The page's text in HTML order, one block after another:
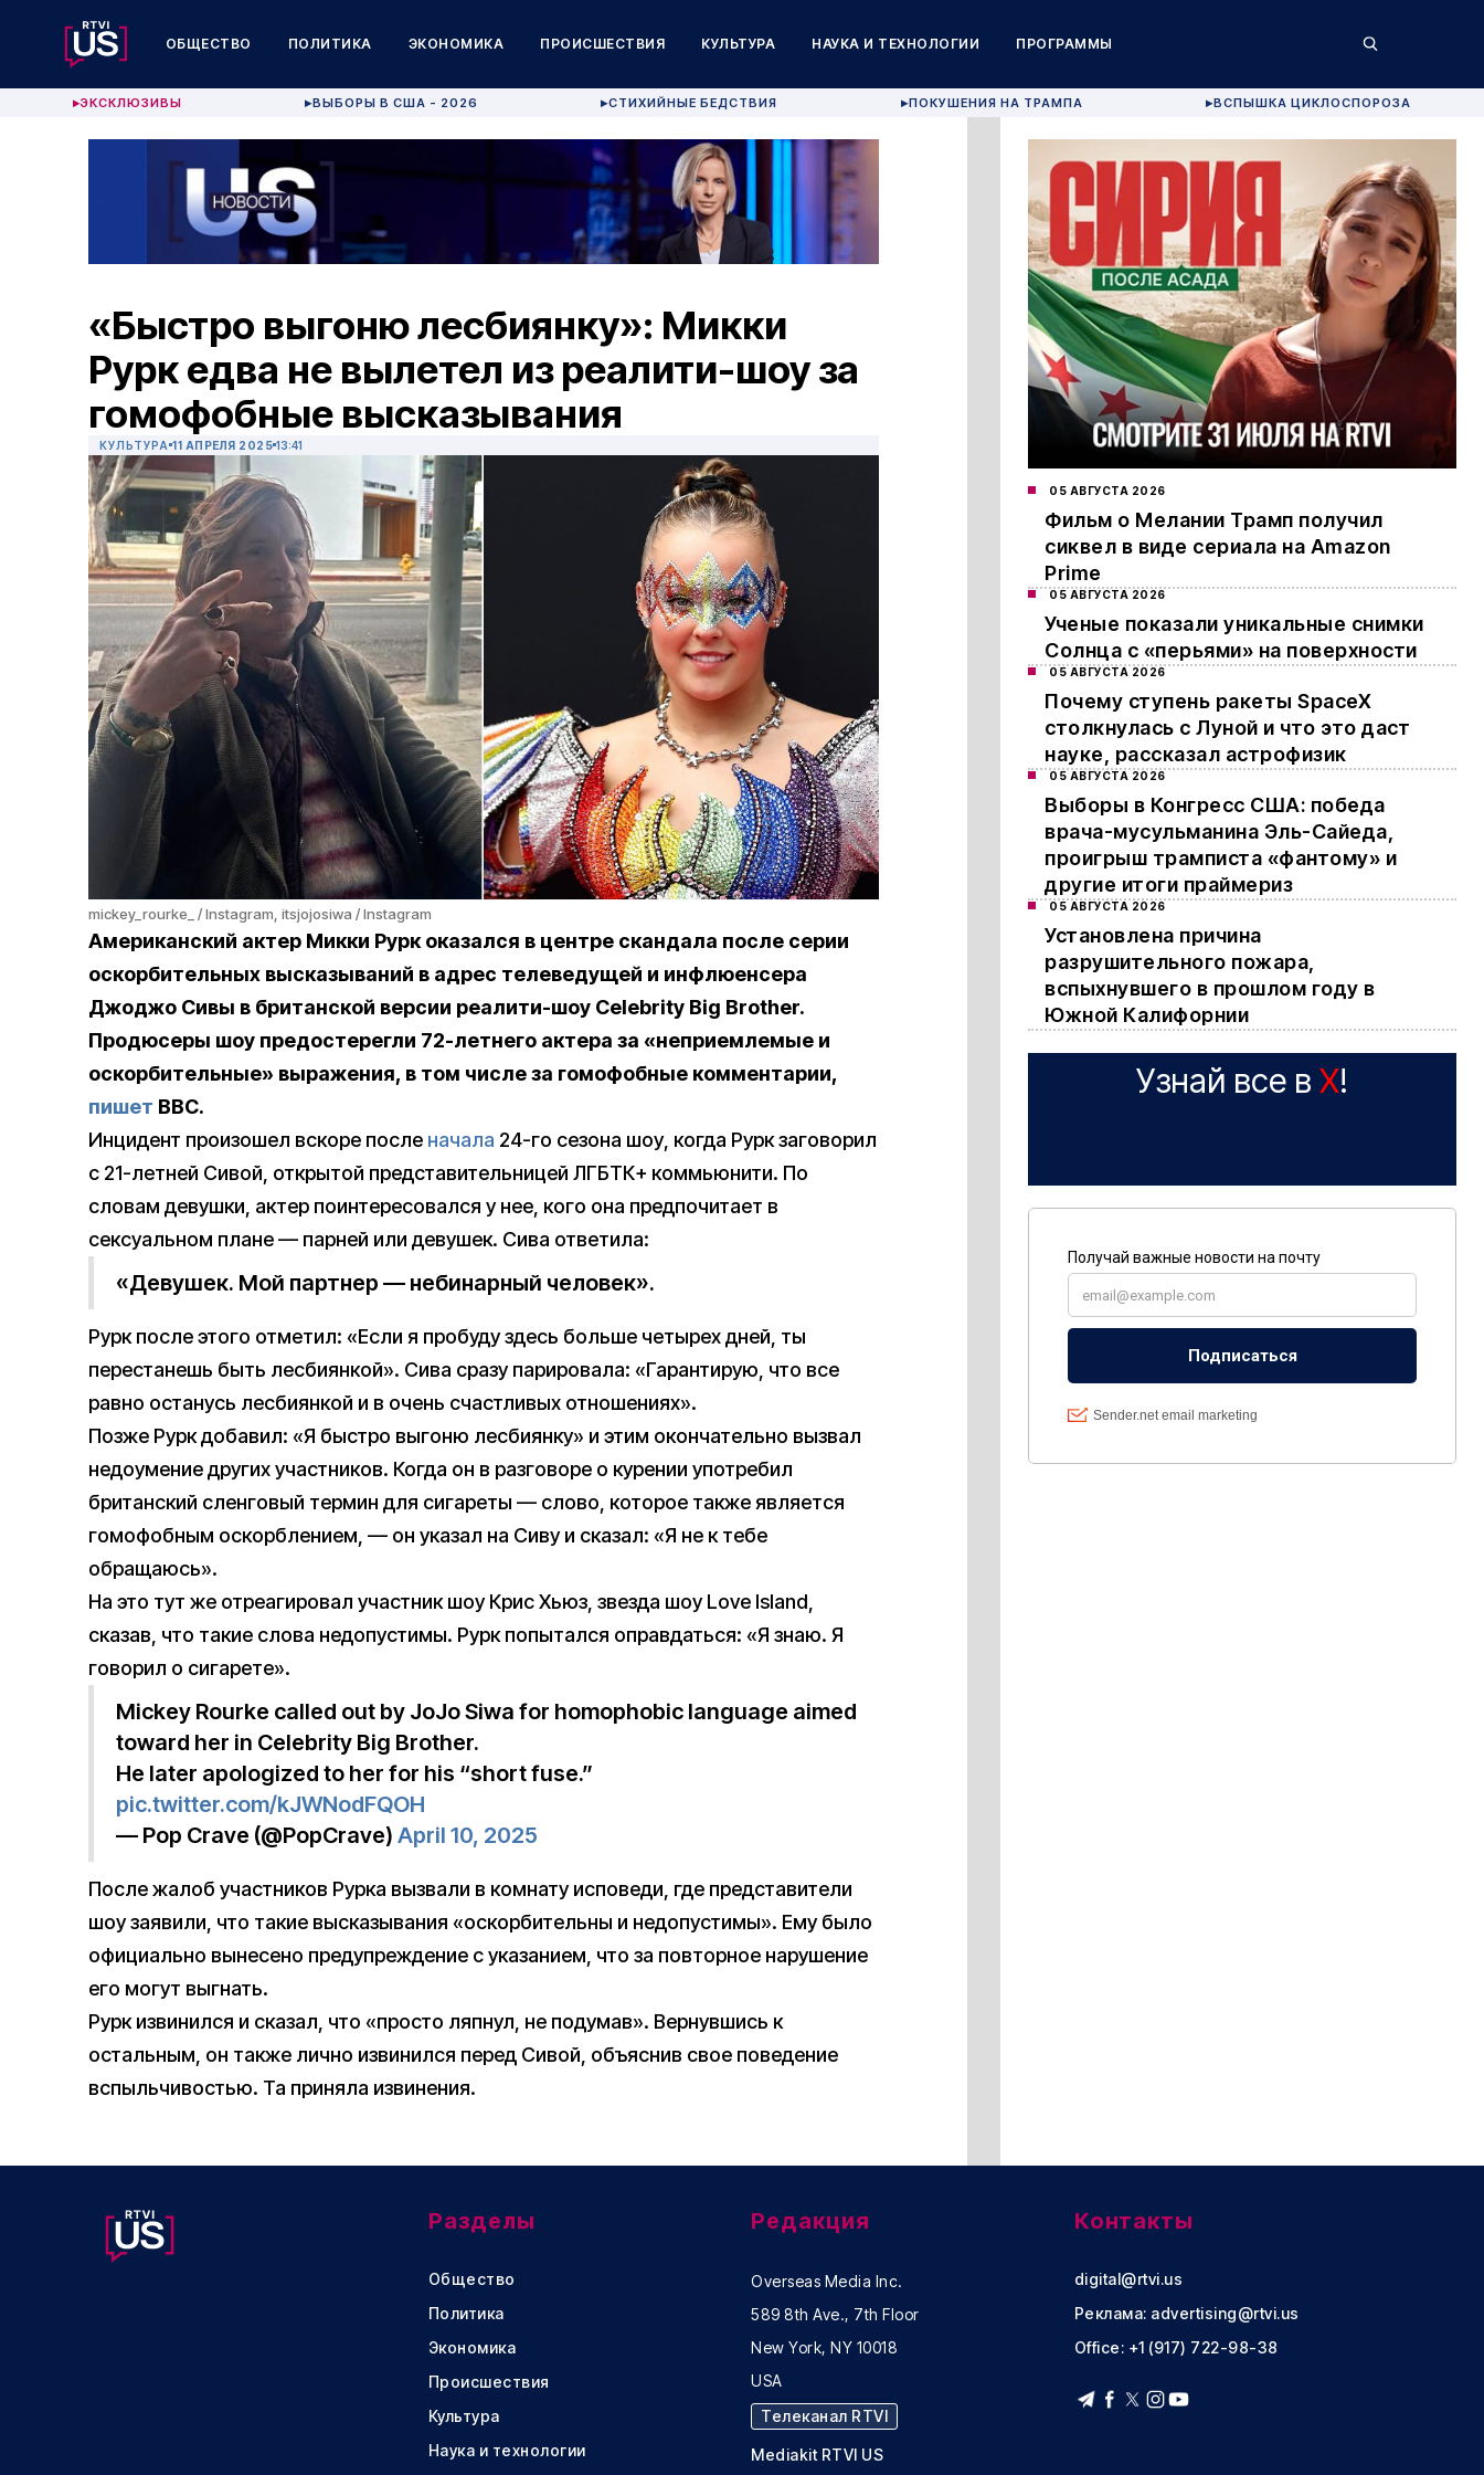
ОБЩЕСТВО ПОЛИТИКА ЭКОНОМИКА ПРОИСШЕСТВИЯ КУЛЬТУРА НАУКА И ТЕХНОЛОГИИ ПРОГРАММЫ
▶ЭКСКЛЮЗИВЫ ▶ВЫБОРЫ В США - 2026 ▶СТИХИЙНЫЕ БЕДСТВИЯ ▶ПОКУШЕНИЯ НА ТРАМПА ▶ВСПЫШКА ЦИКЛОСПОРОЗА
«Быстро выгоню лесбиянку»: Микки
Рурк едва не вылетел из реалити-шоу за
гомофобные высказывания
КУЛЬТУРА 11 АПРЕЛЯ 2025 13:41
mickey_rourke_ / Instagram, itsjojosiwa / Instagram
Американский актер Микки Рурк оказался в центре скандала после серии
оскорбительных высказываний в адрес телеведущей и инфлюенсера
Джоджо Сивы в британской версии реалити-шоу Celebrity Big Brother.
Продюсеры шоу предостерегли 72-летнего актера за «неприемлемые и
оскорбительные» выражения, в том числе за гомофобные комментарии,
пишет BBC.
Инцидент произошел вскоре после начала 24-го сезона шоу, когда Рурк заговорил
с 21-летней Сивой, открытой представительницей ЛГБТК+ коммьюнити. По
словам девушки, актер поинтересовался у нее, кого она предпочитает в
сексуальном плане — парней или девушек. Сива ответила:
«Девушек. Мой партнер — небинарный человек».
Рурк после этого отметил: «Если я пробуду здесь больше четырех дней, ты
перестанешь быть лесбиянкой». Сива сразу парировала: «Гарантирую, что все
равно останусь лесбиянкой и в очень счастливых отношениях».
Позже Рурк добавил: «Я быстро выгоню лесбиянку» и этим окончательно вызвал
недоумение других участников. Когда он в разговоре о курении употребил
британский сленговый термин для сигареты — слово, которое также является
гомофобным оскорблением, — он указал на Сиву и сказал: «Я не к тебе
обращаюсь».
На это тут же отреагировал участник шоу Крис Хьюз, звезда шоу Love Island,
сказав, что такие слова недопустимы. Рурк попытался оправдаться: «Я знаю. Я
говорил о сигарете».
Mickey Rourke called out by JoJo Siwa for homophobic language aimed
toward her in Celebrity Big Brother.
He later apologized to her for his “short fuse.”
pic.twitter.com/kJWNodFQOH
— Pop Crave (@PopCrave) April 10, 2025
После жалоб участников Рурка вызвали в комнату исповеди, где представители
шоу заявили, что такие высказывания «оскорбительны и недопустимы». Ему было
официально вынесено предупреждение с указанием, что за повторное нарушение
его могут выгнать.
Рурк извинился и сказал, что «просто ляпнул, не подумав». Вернувшись к
остальным, он также лично извинился перед Сивой, объяснив свое поведение
вспыльчивостью. Та приняла извинения.
05 АВГУСТА 2026
Фильм о Мелании Трамп получил
сиквел в виде сериала на Amazon
Prime
05 АВГУСТА 2026
Ученые показали уникальные снимки
Солнца с «перьями» на поверхности
05 АВГУСТА 2026
Почему ступень ракеты SpaceX
столкнулась с Луной и что это даст
науке, рассказал астрофизик
05 АВГУСТА 2026
Выборы в Конгресс США: победа
врача-мусульманина Эль-Сайеда,
проигрыш трамписта «фантому» и
другие итоги праймериз
05 АВГУСТА 2026
Установлена причина
разрушительного пожара,
вспыхнувшего в прошлом году в
Южной Калифорнии
Узнай все в X!
Разделы
Общество
Политика
Экономика
Происшествия
Культура
Наука и технологии
Редакция
Overseas Media Inc.
589 8th Ave., 7th Floor
New York, NY 10018
USA
Телеканал RTVI
Mediakit RTVI US
Контакты
digital@rtvi.us
Реклама: advertising@rtvi.us
Office: +1 (917) 722-98-38